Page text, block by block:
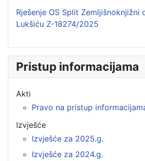
Rješenje OS Split Zemljišnoknjižni
Lukšiću Z-18274/2025
Pristup informacijama
Akti
Pravo na pristup
Izvješće
Izvješće za 2025.g.
Izvješće za 2024.g.